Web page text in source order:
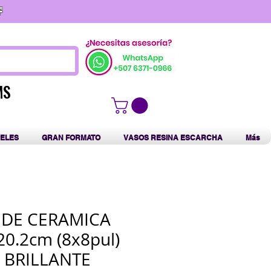
GRAN FORMATO VASOS RESINA ESCARCHA Más
CERAMICA
(8x8pul)